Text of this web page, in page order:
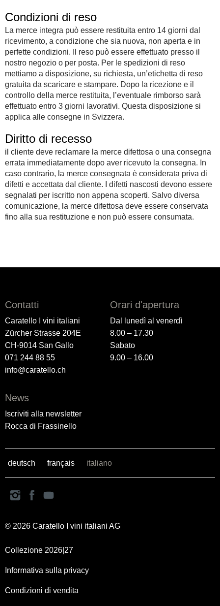
Condizioni di reso
La merce integra può essere restituita entro 14 giorni dal
ricevimento, a condizione che sia nuova, non aperta e in
perfette condizioni. Il reso può essere effettuato presso il
nostro negozio o per posta. Per le spedizioni di reso
mettiamo a disposizione, su richiesta, un’etichetta di reso
gratuita da scaricare e stampare. Dopo la ricezione e il
controllo della merce restituita, l’eventuale rimborso sarà
effettuato entro 3 giorni lavorativi. Questa disposizione si
applica alle consegne in Svizzera.
Diritto di recesso
il cliente deve reclamare la merce difettosa o una consegna
errata immediatamente dopo aver ricevuto la consegna. In
caso contrario, la merce consegnata è considerata priva di
difetti e accettata dal cliente. I difetti nascosti devono essere
segnalati per iscritto non appena scoperti. Salvo diversa
comunicazione, la merce difettosa deve essere conservata
fino alla sua restituzione e non può essere consumata.
Contatti
Caratello I vini italiani
Zürcher Strasse 204E
CH-9014 San Gallo
071 244 88 55
info@caratello.ch
Orari d'apertura
Dal lunedì al venerdì
8.00 – 17.30
Sabato
9.00 – 16.00
News
Iscriviti alla newsletter
Rocca di Frassinello
deutsch français italiano
© 2026 Caratello I vini italiani AG
Collezione 2026|27
Informativa sulla privacy
Condizioni di vendita